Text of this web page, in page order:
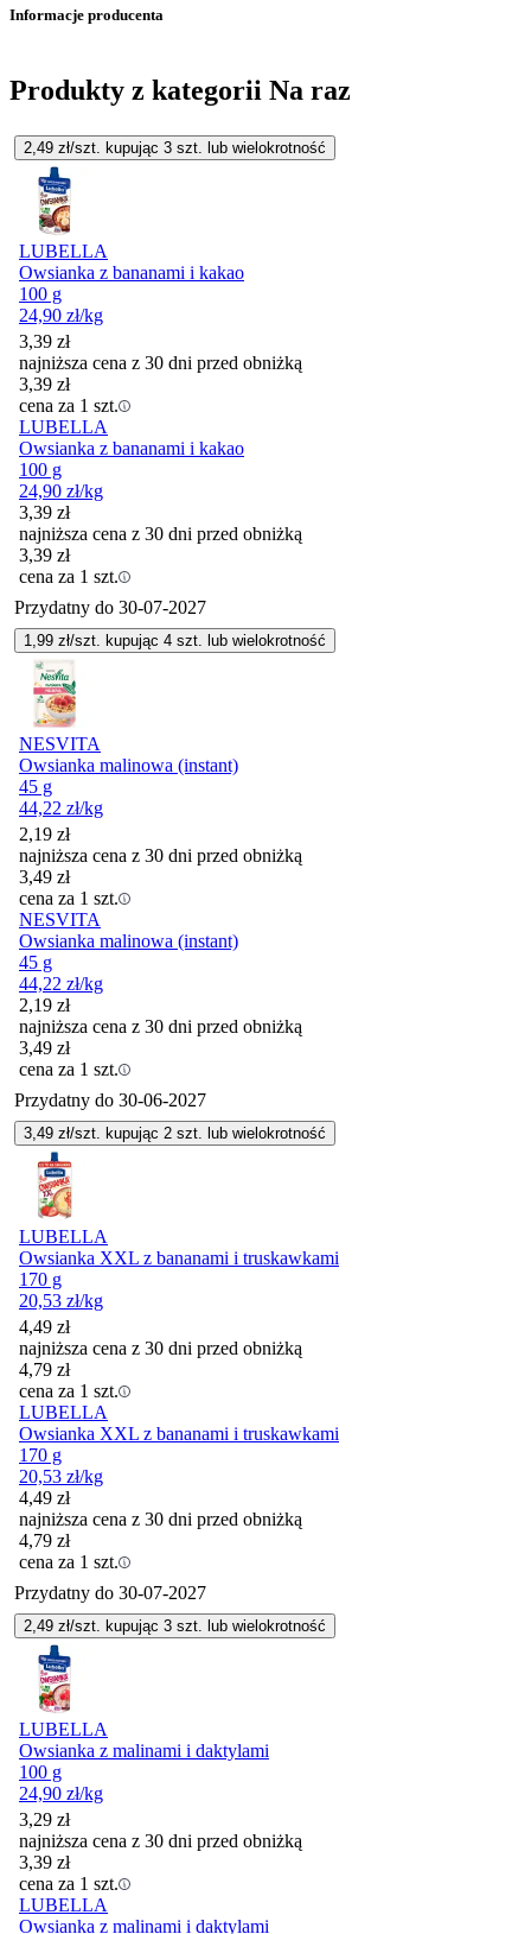
Informacje producenta
Produkty z kategorii Na raz
2,49 zł/szt. kupując 3 szt. lub wielokrotność
LUBELLA
Owsianka z bananami i kakao
100 g
24,90 zł/kg
3,39 zł
najniższa cena z 30 dni przed obniżką
3,39 zł
cena za 1 szt.
LUBELLA
Owsianka z bananami i kakao
100 g
24,90 zł/kg
3,39 zł
najniższa cena z 30 dni przed obniżką
3,39 zł
cena za 1 szt.
Przydatny do 30-07-2027
1,99 zł/szt. kupując 4 szt. lub wielokrotność
NESVITA
Owsianka malinowa (instant)
45 g
44,22 zł/kg
2,19 zł
najniższa cena z 30 dni przed obniżką
3,49 zł
cena za 1 szt.
NESVITA
Owsianka malinowa (instant)
45 g
44,22 zł/kg
2,19 zł
najniższa cena z 30 dni przed obniżką
3,49 zł
cena za 1 szt.
Przydatny do 30-06-2027
3,49 zł/szt. kupując 2 szt. lub wielokrotność
LUBELLA
Owsianka XXL z bananami i truskawkami
170 g
20,53 zł/kg
4,49 zł
najniższa cena z 30 dni przed obniżką
4,79 zł
cena za 1 szt.
LUBELLA
Owsianka XXL z bananami i truskawkami
170 g
20,53 zł/kg
4,49 zł
najniższa cena z 30 dni przed obniżką
4,79 zł
cena za 1 szt.
Przydatny do 30-07-2027
2,49 zł/szt. kupując 3 szt. lub wielokrotność
LUBELLA
Owsianka z malinami i daktylami
100 g
24,90 zł/kg
3,29 zł
najniższa cena z 30 dni przed obniżką
3,39 zł
cena za 1 szt.
LUBELLA
Owsianka z malinami i daktylami